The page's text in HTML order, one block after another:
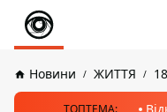
Новини ЖИТТЯ
ТОПТЕМА: